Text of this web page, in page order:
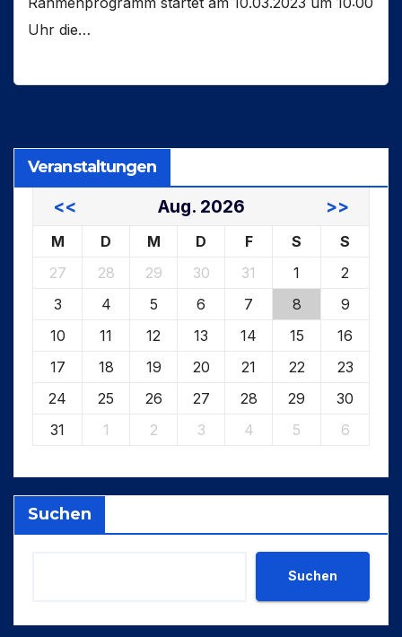
Uhr die…
Veranstaltungen
<< Aug. 2026 >>
M D M D F S
S
27
28 29 30 31 1
2
3
4 5 6 7 8
9
10
11 12 13 14 15
16
17
18 19 20 21 22
23
24
25 26 27 28 29
30
31
1 2 3 4 5 6
Suchen
Suchen